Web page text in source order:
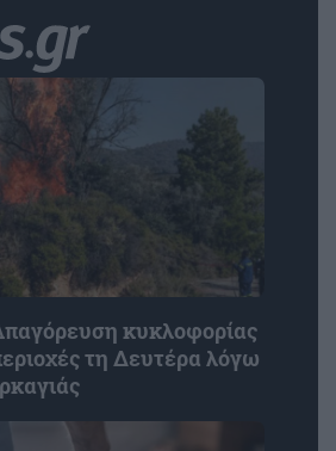
κυκλοφορίας
τη Δευτέρα λόγω